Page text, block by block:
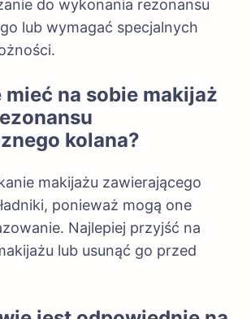
do wykonania rezonansu
lub wymagać specjalnych
mieć na sobie makijaż
kolana?
makijażu zawierającego
ponieważ mogą one
Najlepiej przyjść na
lub usunąć go przed